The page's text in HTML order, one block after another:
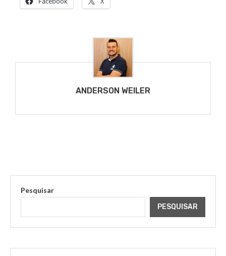
ANDERSON WEILER
Pesquisar
PESQUISAR